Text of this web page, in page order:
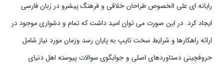
رایانه ای علی الخصوص طراحان خلاقی و فرهنگ پیشرو در زبان فارسی
ایجاد کرد. در این صورت می توان امید داشت که تمام و دشواری موجود در
ارائه راهکارها و شرایط سخت تایپ به پایان رسد وزمان مورد نیاز شامل
حروفچینی دستاوردهای اصلی و جوابگوی سوالات پیوسته اهل دنیای